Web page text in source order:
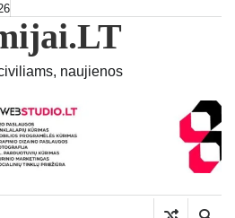
naujienos